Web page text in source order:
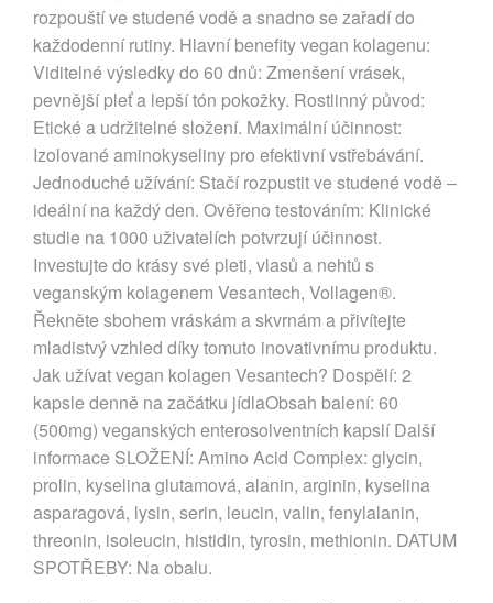
rozpouští ve studené vodě a snadno se zařadí do
každodenní rutiny. Hlavní benefity vegan kolagenu:
Viditelné výsledky do 60 dnů: Zmenšení vrásek,
pevnější pleť a lepší tón pokožky. Rostlinný původ:
Etické a udržitelné složení. Maximální účinnost:
Izolované aminokyseliny pro efektivní vstřebávání.
Jednoduché užívání: Stačí rozpustit ve studené vodě –
ideální na každý den. Ověřeno testováním: Klinické
studie na 1000 uživatelích potvrzují účinnost.
Investujte do krásy své pleti, vlasů a nehtů s
veganským kolagenem Vesantech, Vollagen®.
Řekněte sbohem vráskám a skvrnám a přivítejte
mladistvý vzhled díky tomuto inovativnímu produktu.
Jak užívat vegan kolagen Vesantech? Dospělí: 2
kapsle denně na začátku jídlaObsah balení: 60
(500mg) veganských enterosolventních kapslí Další
informace SLOŽENÍ: Amino Acid Complex: glycin,
prolin, kyselina glutamová, alanin, arginin, kyselina
asparagová, lysin, serin, leucin, valin, fenylalanin,
threonin, isoleucin, histidin, tyrosin, methionin. DATUM
SPOTŘEBY: Na obalu.